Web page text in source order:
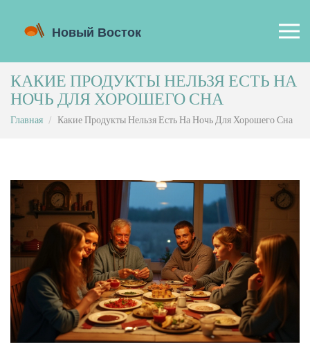
КАКИЕ ПРОДУКТЫ НЕЛЬЗЯ ЕСТЬ НА
НОЧЬ ДЛЯ ХОРОШЕГО СНА
Главная Какие Продукты Нельзя Есть На Ночь Для Хорошего Сна